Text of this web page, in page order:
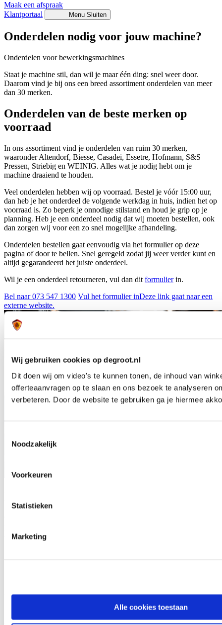
Wij gebruiken cookies op degroot.nl
Dit doen wij om video's te kunnen tonen, de inhoud van
offerteaanvragen op te slaan en ons bezoek te analyseren
verbeteren. Door de website te gebruiken ga je hiermee
Noodzakelijk
Voorkeuren
Statistieken
Marketing
Alle cookies toestaan
Maak een afspraak
Klantportaal
Menu Sluiten
Onderdelen nodig voor jouw machine?
Onderdelen voor bewerkingsmachines
Staat je machine stil, dan wil je maar één ding: snel weer door.
Daarom vind je bij ons een breed assortiment onderdelen van meer
dan 30 merken.
Onderdelen van de beste merken op
voorraad
In ons assortiment vind je onderdelen van ruim 30 merken,
waaronder Altendorf, Biesse, Casadei, Essetre, Hofmann, S&S
Pressen, Striebig en WEINIG. Alles wat je nodig hebt om je
machine draaiend te houden.
Veel onderdelen hebben wij op voorraad. Bestel je vóór 15:00 uur,
dan heb je het onderdeel de volgende werkdag in huis, indien het op
voorraad is. Zo beperk je onnodige stilstand en houd je grip op je
planning. Heb je een onderdeel nodig dat wij moeten bestellen, ook
dan zorgen wij voor een zo snel mogelijke afhandeling.
Onderdelen bestellen gaat eenvoudig via het formulier op deze
pagina of door te bellen. Snel geregeld zodat jij weer verder kunt en
altijd gegarandeerd het juiste onderdeel.
Wil je een onderdeel retourneren, vul dan dit formulierin.
Bel naar 073 547 1300 Vul het formulier inDeze link gaat naar een
externe website.
altijd gegarandeerd het juiste onderdeel.
Verkoop en showroom
+31 (0)73 547 1300